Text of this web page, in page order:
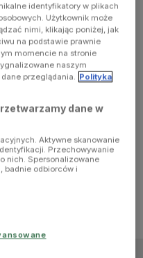
identyfikatory w plikach
Użytkownik może
nimi, klikając poniżej, jak
na podstawie prawnie
momencie na stronie
naszym
dane przeglądania. Polityka
dane w
Aktywne skanowanie
Przechowywanie
nich. Spersonalizowane
badnie odbiorców i